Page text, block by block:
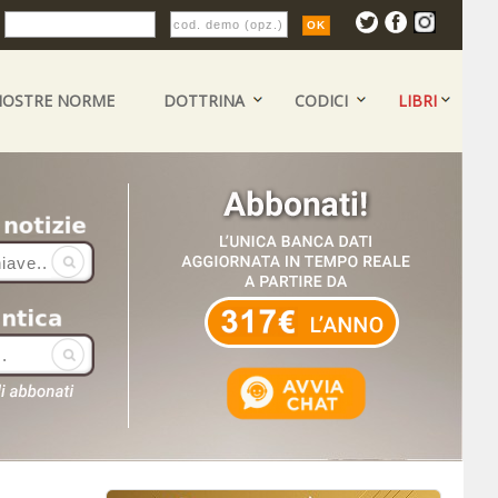
NORME DOTTRINA CODICI LIBRI